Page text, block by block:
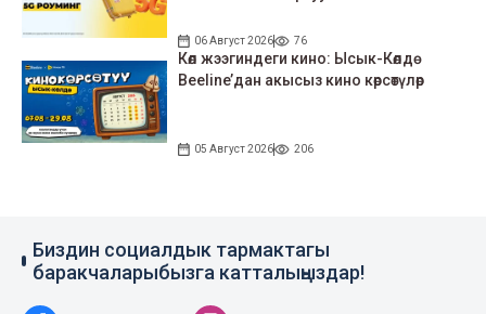
06 Август 2026 76
Көл жээгиндеги кино: Ысык-Көлдө
Beeline’дан акысыз кино көрсөтүлөр
05 Август 2026 206
Биздин социалдык тармактагы
баракчаларыбызга катталыңыздар!